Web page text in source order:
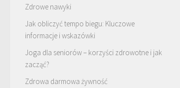
Zdrowe nawyki
Jak obliczyć tempo biegu: Kluczowe
informacje i wskazówki
Joga dla seniorów – korzyści zdrowotne i jak
zacząć?
Zdrowa darmowa żywność